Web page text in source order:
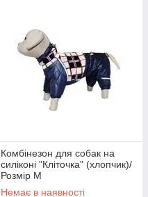
Комбінезон для собак на
силіконі "Кліточка" (хлопчик)/
Розмір M
Немає в наявності